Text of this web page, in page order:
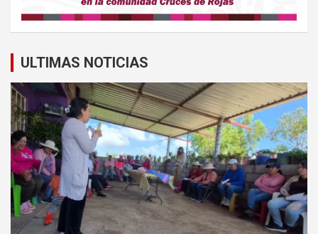
ULTIMAS NOTICIAS